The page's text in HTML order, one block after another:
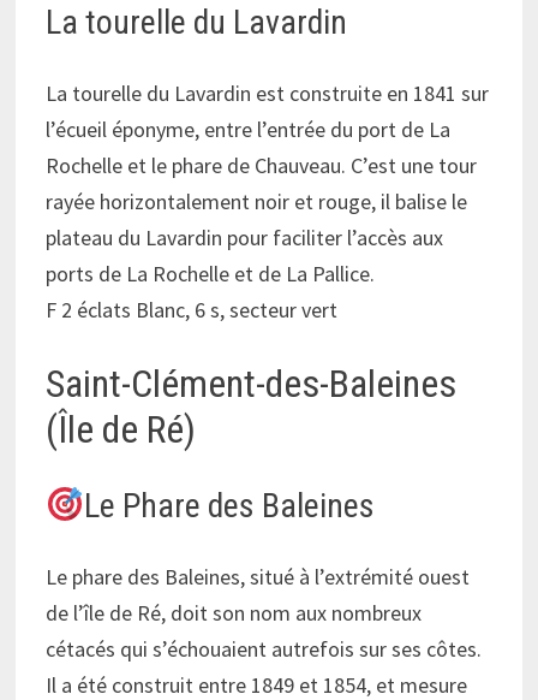
La tourelle du Lavardin
La tourelle du Lavardin est construite en 1841 sur
l’écueil éponyme, entre l’entrée du port de La
Rochelle et le phare de Chauveau. C’est une tour
rayée horizontalement noir et rouge, il balise le
plateau du Lavardin pour faciliter l’accès aux
ports de La Rochelle et de La Pallice.
F 2 éclats Blanc, 6 s, secteur vert
Saint-Clément-des-Baleines
(Île de Ré)
Le Phare des Baleines
Le phare des Baleines, situé à l’extrémité ouest
de l’île de Ré, doit son nom aux nombreux
cétacés qui s’échouaient autrefois sur ses côtes.
Il a été construit entre 1849 et 1854, et mesure